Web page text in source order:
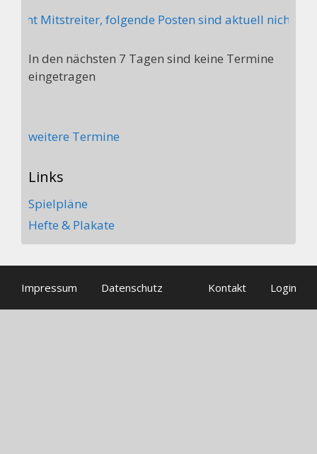
Mitstreiter, folgende Posten sind aktuell nicht
In den nächsten 7 Tagen sind keine Termine
eingetragen
weitere Termine
Links
Spielpläne
Hefte & Plakate
Impressum Datenschutz Kontakt Login